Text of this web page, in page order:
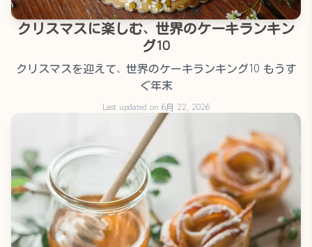
クリスマスに楽しむ、世界のケーキランキン
グ10
クリスマスを迎えて、世界のケーキランキング10 もうす
ぐ年末
Last updated on 6月 22, 2026